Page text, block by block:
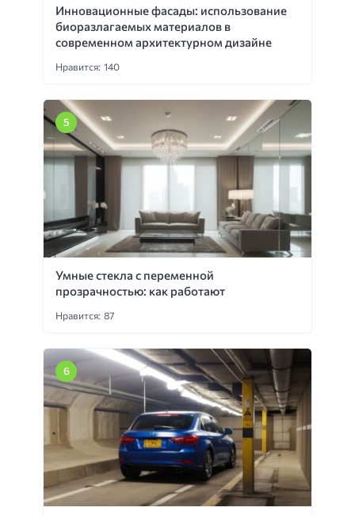
Инновационные фасады: использование
биоразлагаемых материалов в
современном архитектурном дизайне
Нравится: 140
Умные стекла с переменной
прозрачностью: как работают
Нравится: 87